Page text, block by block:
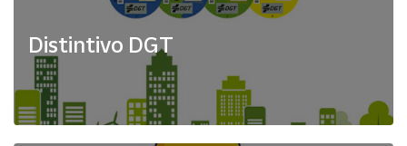
Distintivo DGT